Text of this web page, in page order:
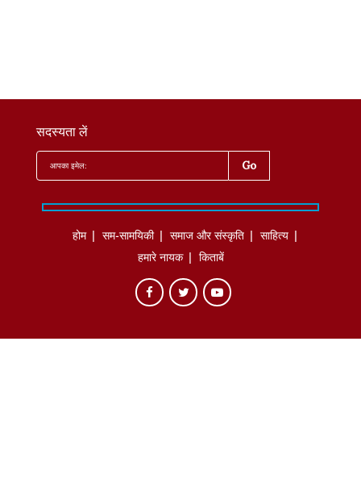
सदस्यता लें
होम सम-सामयिकी समाज और संस्कृति
साहित्‍य
हमारे नायक
किताबें